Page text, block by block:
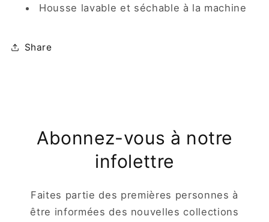
Housse lavable et séchable à la machine
Share
Abonnez-vous à notre
infolettre
Faites partie des premières personnes à
être informées des nouvelles collections